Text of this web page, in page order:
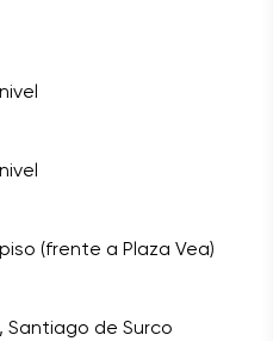
(frente a Plaza Vea)
Santiago de Surco